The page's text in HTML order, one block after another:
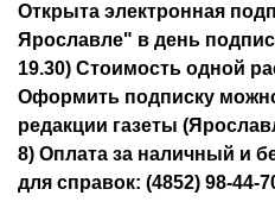
Открыта электронная
Ярославле" в день
19.30) Стоимость одной
Оформить подписку
редакции газеты
8) Оплата за наличный и
для справок: (4852) 98-44-